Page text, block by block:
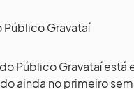
Público Gravataí
Público Gravataí está
ainda no primeiro